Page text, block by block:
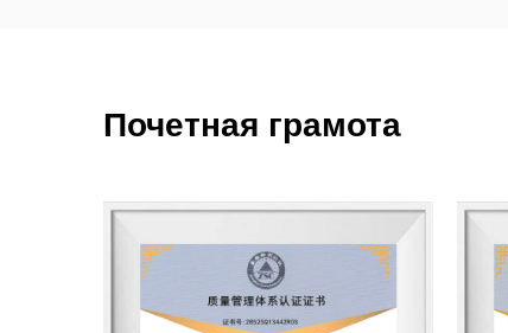
Почетная грамота